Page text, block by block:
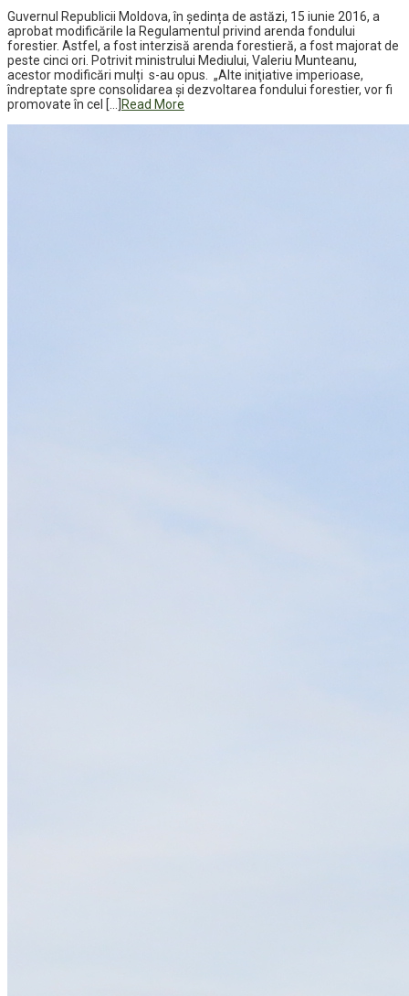
Guvernul Republicii Moldova, în ședința de astăzi, 15 iunie 2016, a
aprobat modificările la Regulamentul privind arenda fondului
forestier. Astfel, a fost interzisă arenda forestieră, a fost majorat de
peste cinci ori. Potrivit ministrului Mediului, Valeriu Munteanu,
acestor modificări mulți s-au opus. „Alte iniţiative imperioase,
îndreptate spre consolidarea şi dezvoltarea fondului forestier, vor fi
promovate în cel […]
Read More